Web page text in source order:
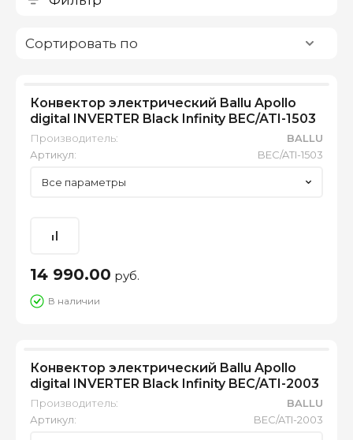
Сортировать по
Конвектор электрический Ballu Apollo
digital INVERTER Black Infinity BEC/ATI-1503
Производитель:
BALLU
Артикул:
BEC/ATI-1503
Все параметры
14 990.00 руб.
В наличии
Конвектор электрический Ballu Apollo
digital INVERTER Black Infinity BEC/ATI-2003
Производитель:
BALLU
Артикул:
BEC/ATI-2003